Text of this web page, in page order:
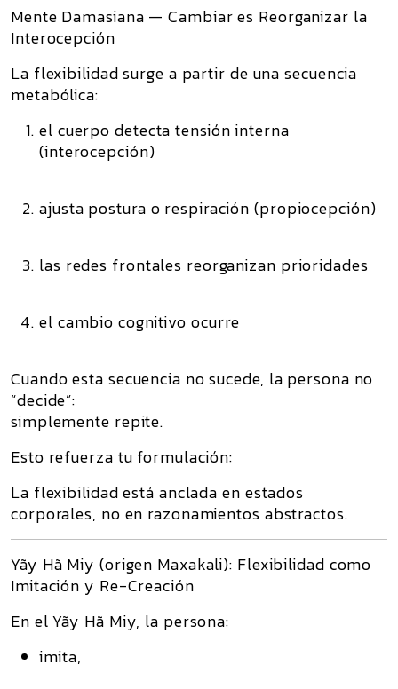
Mente Damasiana — Cambiar es Reorganizar la
Interocepción
La flexibilidad surge a partir de una secuencia
metabólica:
el cuerpo detecta tensión interna
(interocepción)
ajusta postura o respiración (propiocepción)
las redes frontales reorganizan prioridades
el cambio cognitivo ocurre
Cuando esta secuencia no sucede, la persona no
“decide”:
simplemente repite.
Esto refuerza tu formulación:
La flexibilidad está anclada en estados
corporales, no en razonamientos abstractos.
Yãy Hã Miy (origen Maxakali): Flexibilidad como
Imitación y Re-Creación
En el Yãy Hã Miy, la persona:
imita,